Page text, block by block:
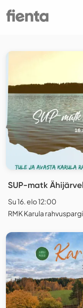
SUP-matk Ähijärvel
Su 16. elo 12:00
RMK Karula